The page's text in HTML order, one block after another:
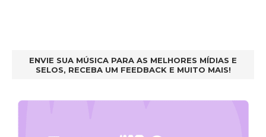
ENVIE SUA MÚSICA PARA AS MELHORES MÍDIAS E
SELOS, RECEBA UM FEEDBACK E MUITO MAIS!